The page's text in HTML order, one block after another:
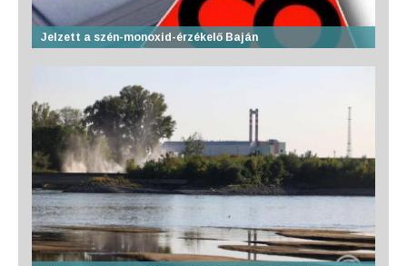
Jelzett a szén-monoxid-érzékelő Baján